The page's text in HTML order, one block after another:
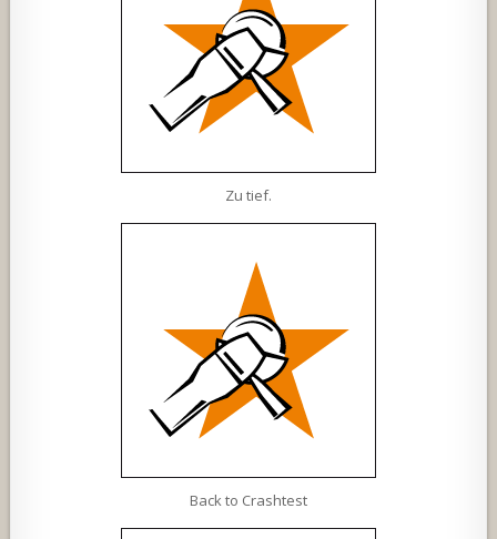
Zu tief.
Back to Crashtest